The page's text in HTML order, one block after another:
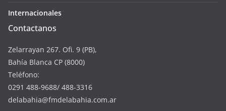
Internacionales
Contactanos
Zelarrayan 267. Ofi. 9 (PB),
Bahía Blanca CP (8000)
Teléfono:
0291 488-9688/ 488-3316
delabahia@fmdelabahia.com.ar